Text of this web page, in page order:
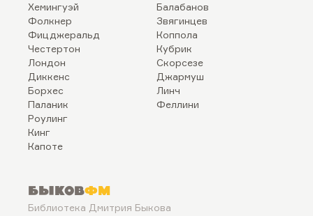
Хемингуэй
Фолкнер
Фицджеральд
Честертон
Лондон
Диккенс
Борхес
Паланик
Роулинг
Кинг
Капоте
Балабанов
Звягинцев
Коппола
Кубрик
Скорсезе
Джармуш
Линч
Феллини
БыковФМ
Библиотека Дмитрия Быкова